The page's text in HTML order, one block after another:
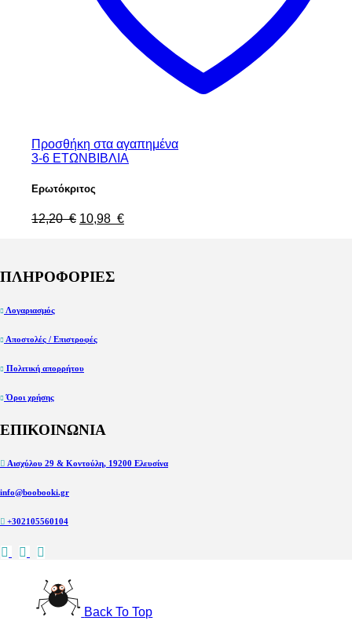
Προσθήκη στα αγαπημένα
3-6 ΕΤΩΝ ΒΙΒΛΙΑ
Ερωτόκριτος
12,20 € Original
10,98 €Η
ΠΛΗΡΟΦΟΡΙΕΣ
Λογαριασμός
Αποστολές / Επιστροφές
Πολιτική απορρήτου
Όροι χρήσης
ΕΠΙΚΟΙΝΩΝΙΑ
Αισχύλου 29 & Κοντούλη, 19200 Ελευσίνα
info@boobooki.gr
+302105560104
Back To Top